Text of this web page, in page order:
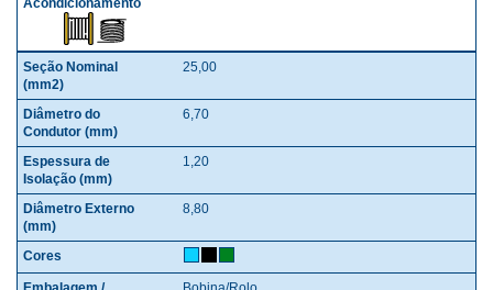
25,00
6,70
1,20
8,80
Bobina/Rolo